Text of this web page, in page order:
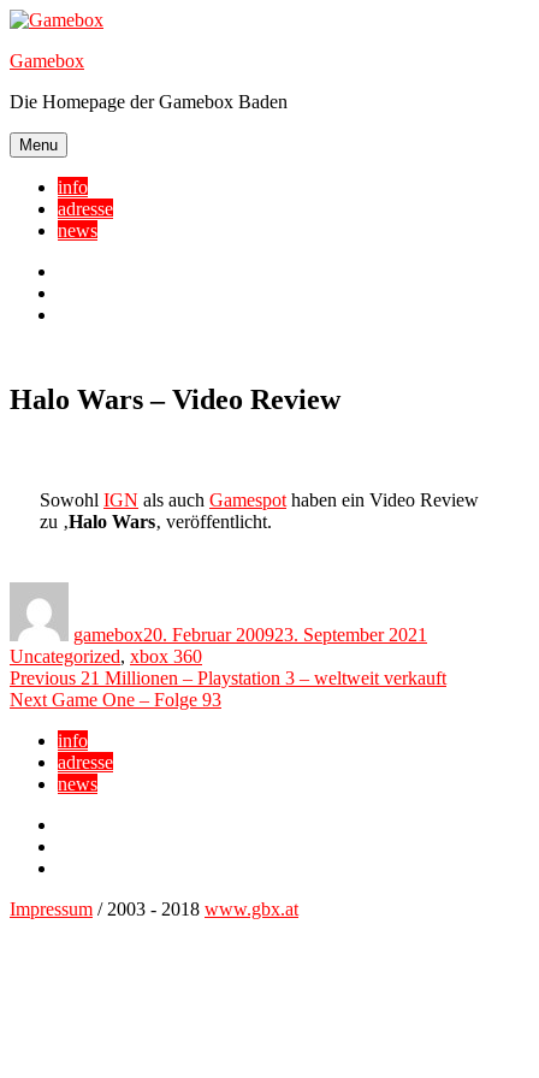
Skip
content
Gamebox
Die Homepage der Gamebox Baden
Menu
info
adresse
news
Halo Wars – Video Review
Sowohl IGN als auch Gamespot haben ein Video Review
zu ‚Halo Wars‚ veröffentlicht.
gamebox20. Februar 200923. September 2021
Uncategorized, xbox 360
Beitragsnavigation
Previous Previous
post:
21‭ ‬Millionen – Playstation 3 – weltweit verkauft
Next Next
Game One – Folge 93
info
adresse
news
Impressum / 2003 - 2018 www.gbx.at